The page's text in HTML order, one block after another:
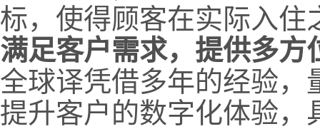
标，使得顾客在实际入住
满足客户需求，提供多方
全球译凭借多年的经验，
提升客户的数字化体验，